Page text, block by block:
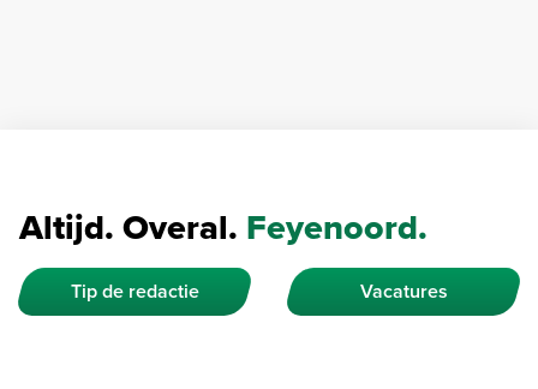
Altijd. Overal. Feyenoord.
Tip de redactie Vacatures